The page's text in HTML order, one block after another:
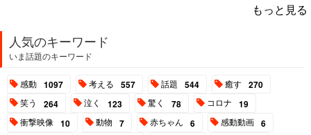
もっと見る
人気のキーワード
いま話題のキーワード
感動 1097 考える 557 話題 544 癒す 270
笑う 264 泣く 123 驚く 78 コロナ 19
衝撃映像 10 動物 7 赤ちゃん 6 感動動画 6